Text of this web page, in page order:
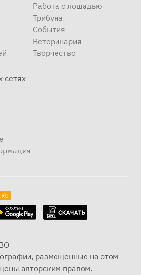
Работа с лошадью
Трибуна
События
Ветеринария
Творчество
сетях
размещенные на этом
авторским правом.